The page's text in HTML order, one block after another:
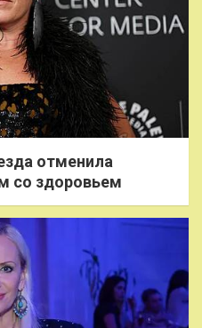
отменила
со здоровьем